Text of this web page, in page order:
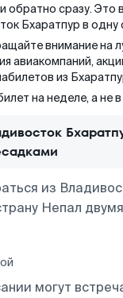
обратно сразу. Это
Бхаратпур в одну
внимание на
авиакомпаний,
из
на неделе, а не
из
Непал
могут